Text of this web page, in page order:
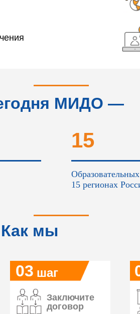
МИДО —
15
15 регионах
Как мы
03 шаг
Заключите
договор